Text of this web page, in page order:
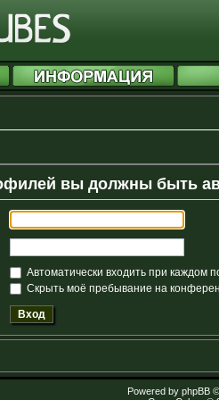
вы должны быть
Автоматически входить при каждом
Скрыть моё пребывание на
Powered by phpBB